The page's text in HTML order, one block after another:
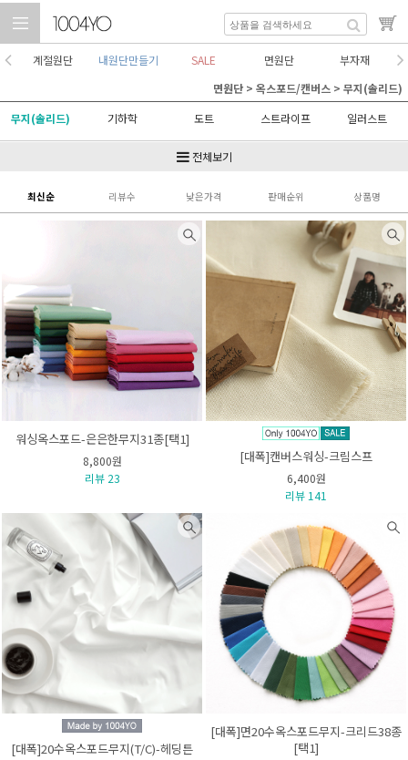
계절원단 내원단만들기 SALE 면원단
부자재
면원단 > 옥스포드/캔버스 > 무지(솔리드)
무지(솔리드)
기하학 도트 스트라이프 일러스트
추상
플라워
전체보기
최신순 리뷰수 낮은가격 판매순위 상품명
워싱옥스포드-은은한무지31종[택1]
8,800원
리뷰 23
[대폭]캔버스워싱-크림스프
6,400원
리뷰 141
[대폭]20수옥스포드무지(T/C)-헤딩튼
[대폭]면20수옥스포드무지-크리드38종
[택1]